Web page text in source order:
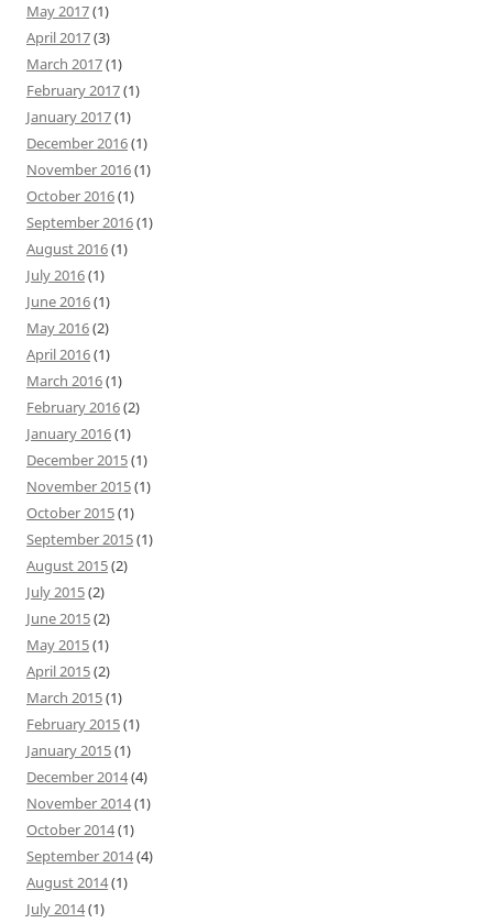
May 2017(1)
April 2017(3)
March 2017(1)
February 2017(1)
January 2017(1)
December 2016(1)
November 2016(1)
October 2016(1)
September 2016(1)
August 2016(1)
July 2016(1)
June 2016(1)
May 2016(2)
April 2016(1)
March 2016(1)
February 2016(2)
January 2016(1)
December 2015(1)
November 2015(1)
October 2015(1)
September 2015(1)
August 2015(2)
July 2015(2)
June 2015(2)
May 2015(1)
April 2015(2)
March 2015(1)
February 2015(1)
January 2015(1)
December 2014(4)
November 2014(1)
October 2014(1)
September 2014(4)
August 2014(1)
July 2014(1)